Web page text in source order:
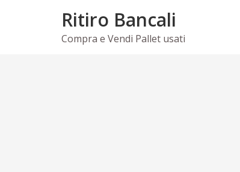
Ritiro Bancali
Compra e Vendi Pallet usati